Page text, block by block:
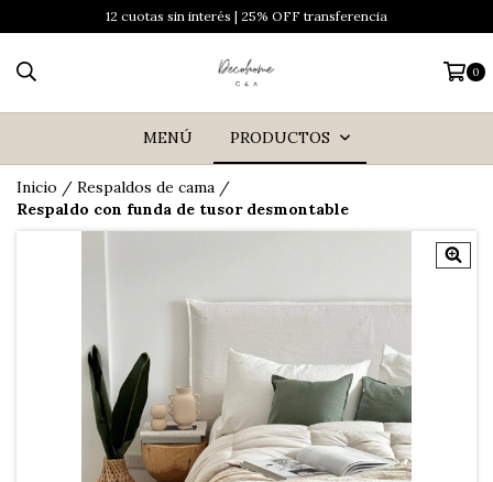
12 cuotas sin interés | 25% OFF transferencia
0
MENÚ PRODUCTOS
Inicio / Respaldos de cama /
Respaldo con funda de tusor desmontable